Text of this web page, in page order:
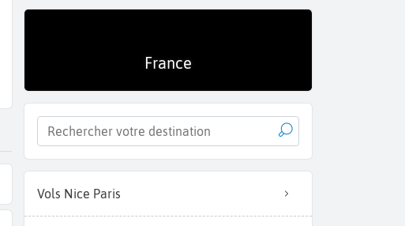
France
Vols Nice Paris